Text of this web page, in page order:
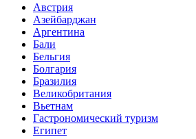
Австрия
Азейбарджан
Аргентина
Бали
Бельгия
Болгария
Бразилия
Великобритания
Вьетнам
Гастрономический туризм
Египет